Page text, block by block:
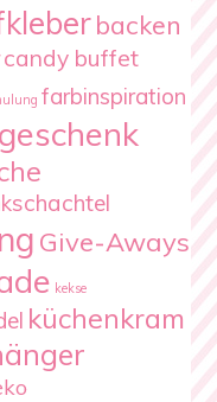
backen
candy buffet
farbinspiration
geschenk
Give-Aways
kekse
küchenkram